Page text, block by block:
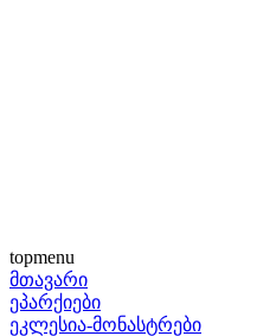
topmenu
მთავარი
ეპარქიები
ეკლესია-მონასტრები